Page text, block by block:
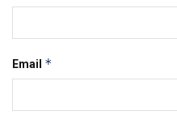
Email *